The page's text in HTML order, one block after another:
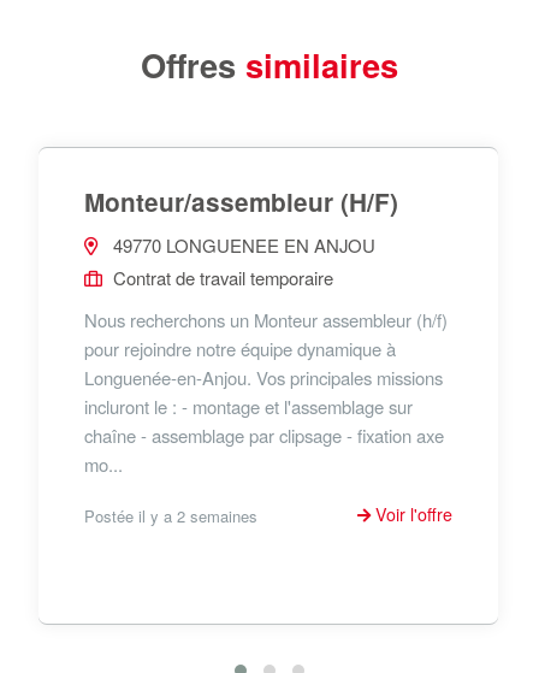
Offres similaires
Monteur/assembleur (H/F)
49770 LONGUENEE EN ANJOU
Contrat de travail temporaire
Nous recherchons un Monteur assembleur (h/f)
pour rejoindre notre équipe dynamique à
Longuenée-en-Anjou. Vos principales missions
incluront le : - montage et l'assemblage sur
chaîne - assemblage par clipsage - fixation axe
mo...
Postée il y a 2 semaines Voir l'offre